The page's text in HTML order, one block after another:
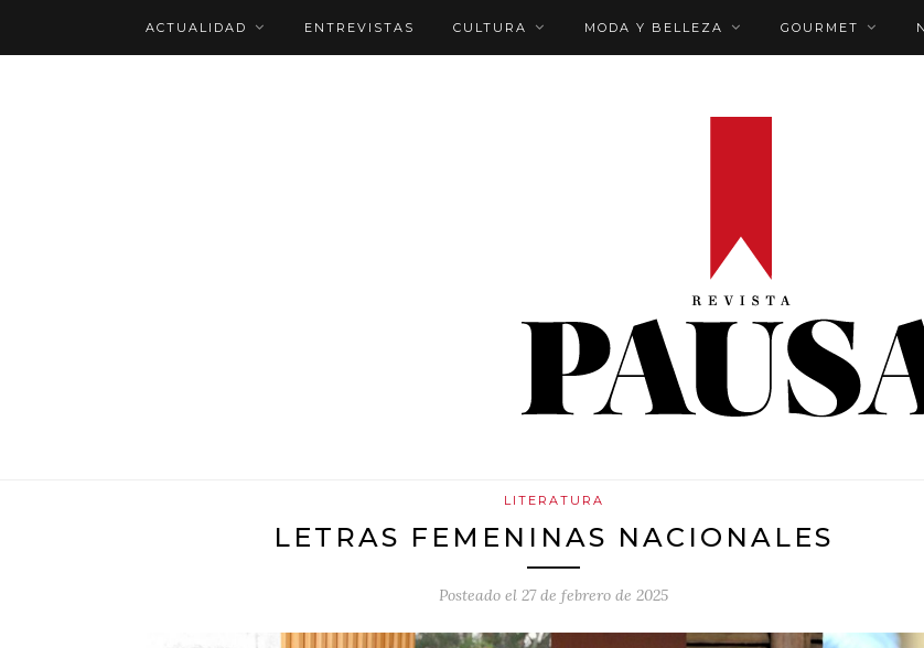
ACTUALIDAD ENTREVISTAS CULTURA MODA Y BELLEZA GOURMET
LITERATURA
LETRAS FEMENINAS NACIONALES
Posteado el 27 de febrero de 2025